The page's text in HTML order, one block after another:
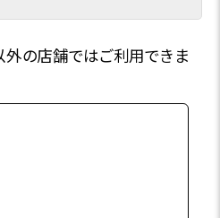
の店舗ではご利用できま